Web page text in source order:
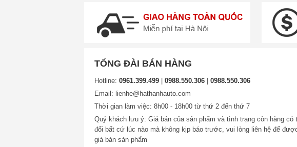
TỔNG ĐÀI BÁN HÀNG
Hotline: 0961.399.499 0988.550.306
0988.550.306
Email: lienhe@hathanhauto.com
Thời gian làm việc: 8h00 - 18h00 từ thứ 2 đến thứ 7
Quý khách lưu ý: Giá bán của sản phẩm và tình trạng còn hàng có
đổi bất cứ lúc nào mà không kịp báo trước, vui lòng liên hệ để
giá bán sản phẩm